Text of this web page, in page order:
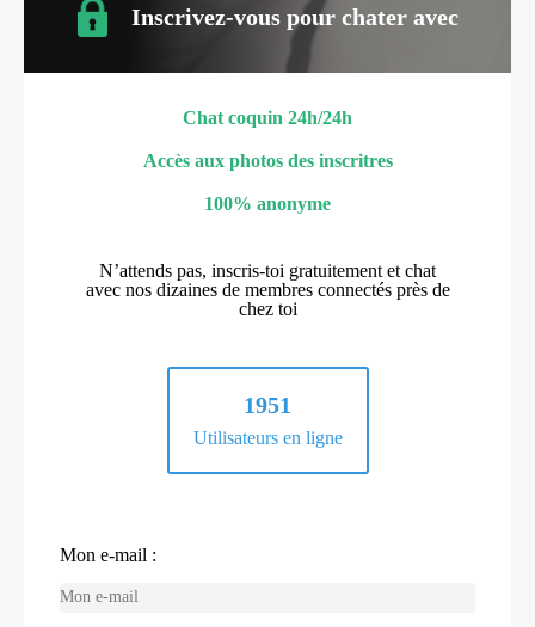
Inscrivez-vous pour chater avec
Chat coquin 24h/24h
Accès aux photos des inscritres
100% anonyme
N’attends pas, inscris-toi gratuitement et chat
avec nos dizaines de membres connectés près de
chez toi
1951
Utilisateurs en ligne
Mon e-mail :